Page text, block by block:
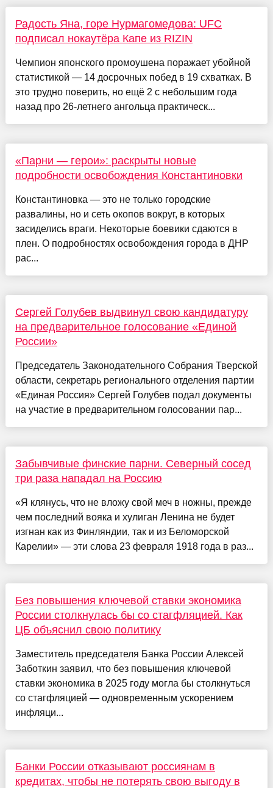
Радость Яна, горе Нурмагомедова: UFC
подписал нокаутёра Капе из RIZIN
Чемпион японского промоушена поражает убойной
статистикой — 14 досрочных побед в 19 схватках. В
это трудно поверить, но ещё 2 с небольшим года
назад про 26-летнего ангольца практическ...
«Парни — герои»: раскрыты новые
подробности освобождения Константиновки
Константиновка — это не только городские
развалины, но и сеть окопов вокруг, в которых
засиделись враги. Некоторые боевики сдаются в
плен. О подробностях освобождения города в ДНР
рас...
Сергей Голубев выдвинул свою кандидатуру
на предварительное голосование «Единой
России»
Председатель Законодательного Собрания Тверской
области, секретарь регионального отделения партии
«Единая Россия» Сергей Голубев подал документы
на участие в предварительном голосовании пар...
Забывчивые финские парни. Северный сосед
три раза нападал на Россию
«Я клянусь, что не вложу свой меч в ножны, прежде
чем последний вояка и хулиган Ленина не будет
изгнан как из Финляндии, так и из Беломорской
Карелии» — эти слова 23 февраля 1918 года в раз...
Без повышения ключевой ставки экономика
России столкнулась бы со стагфляцией. Как
ЦБ объяснил свою политику
Заместитель председателя Банка России Алексей
Заботкин заявил, что без повышения ключевой
ставки экономика в 2025 году могла бы столкнуться
со стагфляцией — одновременным ускорением
инфляци...
Банки России отказывают россиянам в
кредитах, чтобы не потерять свою выгоду в